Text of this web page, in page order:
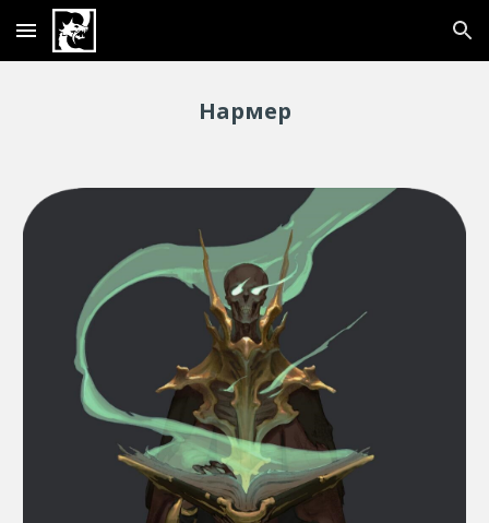
Skip to main content Skip to navigation
Нармер